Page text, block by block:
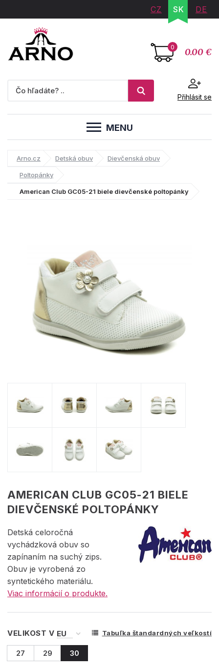
CZ SK DE
0 0.00 €
Přihlásit se
MENU
Arno.cz Detská obuv Dievčenská obuv
Poltopánky
American Club GC05-21 biele dievčenské poltopánky
AMERICAN CLUB GC05-21 BIELE
DIEVČENSKÉ POLTOPÁNKY
Detská celoročná
vychádzková obuv so
zapínaním na suchý zips.
Obuv je vyrobená zo
syntetického materiálu.
Viac informácií o produkte.
VELIKOST V Tabuľka štandardných veľkostí
27 29 30